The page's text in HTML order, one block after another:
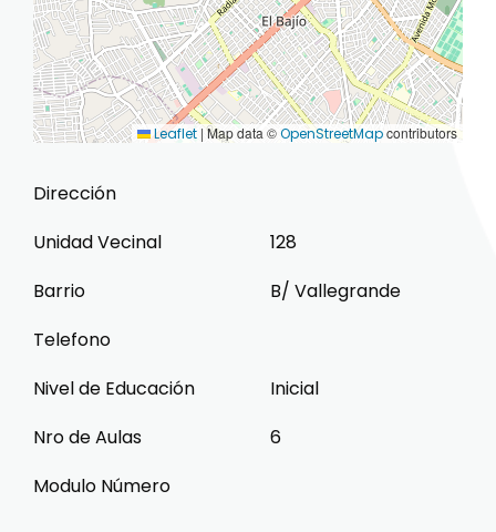
Leaflet |Map data ©OpenStreetMapcontributors
Dirección
Unidad Vecinal
128
Barrio
B/ Vallegrande
Telefono
Nivel de Educación
Inicial
Nro de Aulas
6
Modulo Número